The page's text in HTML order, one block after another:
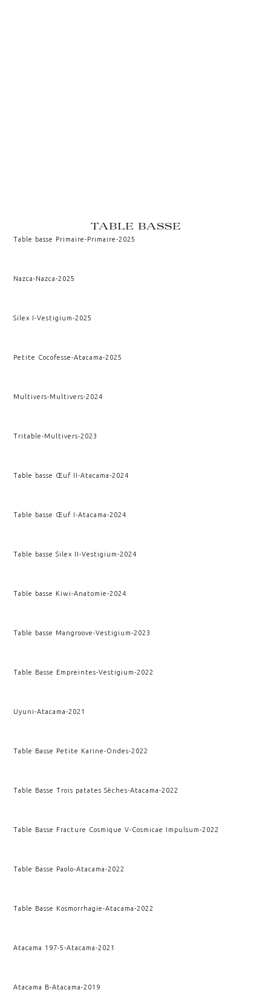
TABLE BASSE
Table basse Primaire-Primaire-2025
Nazca-Nazca-2025
Silex I-Vestigium-2025
Petite Cocofesse-Atacama-2025
Multivers-Multivers-2024
Tritable-Multivers-2023
Table basse Œuf II-Atacama-2024
Table basse Œuf I-Atacama-2024
Table basse Silex II-Vestigium-2024
Table basse Kiwi-Anatomie-2024
Table basse Mangroove-Vestigium-2023
Table Basse Empreintes-Vestigium-2022
Uyuni-Atacama-2021
Table Basse Petite Karine-Ondes-2022
Table Basse Trois patates Sèches-Atacama-2022
Table Basse Fracture Cosmique V-Cosmicae Impulsum-2022
Table Basse Paolo-Atacama-2022
Table Basse Kosmorrhagie-Atacama-2022
Atacama 197-5-Atacama-2021
Atacama B-Atacama-2019